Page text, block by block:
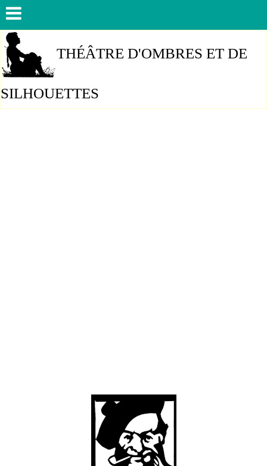
THÉÂTRE D'OMBRES ET DE
SILHOUETTES